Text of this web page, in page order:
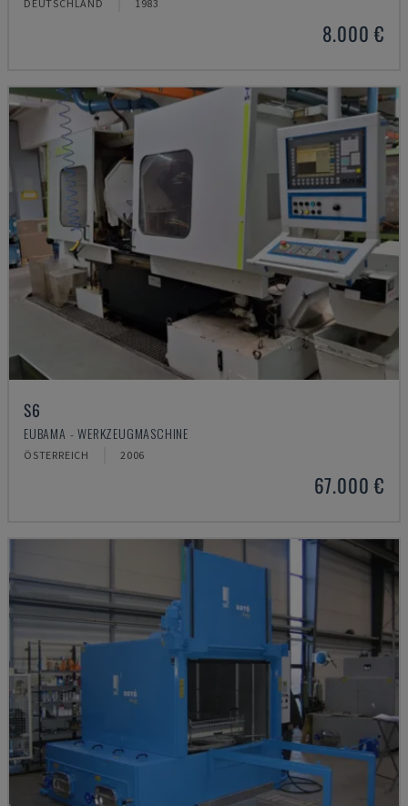
DEUTSCHLAND 1983
8.000 €
S6
EUBAMA - WERKZEUGMASCHINE
ÖSTERREICH 2006
67.000 €